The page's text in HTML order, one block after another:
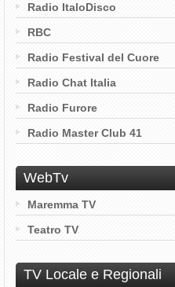
Radio ItaloDisco
RBC
Radio Festival del Cuore
Radio Chat Italia
Radio Furore
Radio Master Club 41
WebTv
Maremma TV
Teatro TV
TV Locale e Regionali